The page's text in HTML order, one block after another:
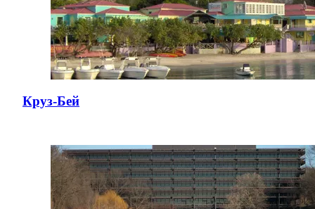
Круз-Бей